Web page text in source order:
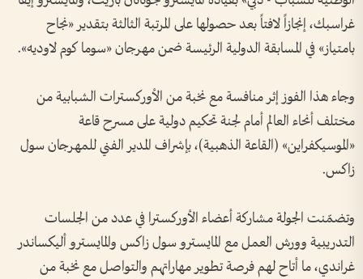
غراسبك، إنجازاً لافتاً بعد حصولها على المرتبة الثالثة بتقدير «نجاح
بامتياز» في المسابقة الدولية الرئيسة ضمن مهرجان «سوما كوم لاوديه».
وجاء هذا الفوز إثر منافسة مع نخبة من الأوركسترات الشبابية من
مختلف أنحاء العالم أمام لجنة تحكيم دولية على مسرح قاعة
«الموسيكفراين» (القاعة الذهبية)، بإشراف المدير الفني للمهرجان سول
زاكس.
وتضمّنت الجولة مشاركة أعضاء الأوركسترا في عدد من الجلسات
التدريبية وورش العمل مع المايسترو سول زاكس والمايسترو أليكساندر
غراندي، ما أتاح لهم فرصة تطوير مهاراتهم والتواصل مع نخبة من